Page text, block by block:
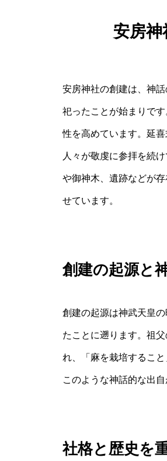
安房
安房神社の創建は、神
祀ったことが始まりで
性を高めています。延
人々が敬虔に参拝を続
や御神木、遺跡などが
せています。
創建の起源と
創建の起源は神武天皇
たことに遡ります。祖
れ、「麻を栽培するこ
このような神話的な出
社格と歴史を